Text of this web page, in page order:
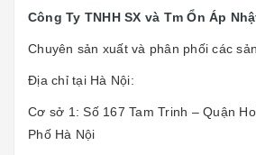
Công Ty TNHH SX và Tm Ổn Áp
Chuyên sản xuất và phân phối các
Địa chỉ tại Hà Nội:
Cơ sở 1: Số 167 Tam Trinh – Quận
Phố Hà Nội